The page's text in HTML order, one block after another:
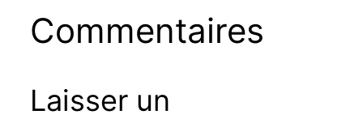
Commentaires
Laisser un